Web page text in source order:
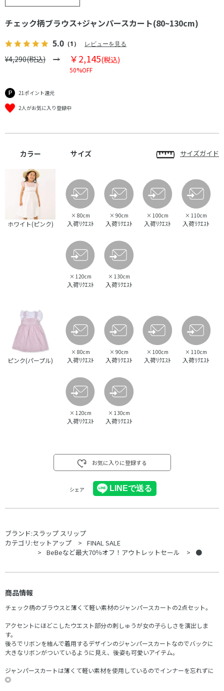
チェック柄ブラウス+ジャンパースカート(80~130cm)
5.0 （1） レビューを見る
¥4,290(税込) ￥2,145(税込)
50%OFF
21ポイント還元
2人がお気に入り登録中
カラー サイズ サイズガイド
ホワイト(ピンク)
× 80cm
入荷ﾘｸｴｽﾄ
× 90cm
入荷ﾘｸｴｽﾄ
× 100cm
入荷ﾘｸｴｽﾄ
× 110cm
入荷ﾘｸｴｽﾄ
× 120cm
入荷ﾘｸｴｽﾄ
× 130cm
入荷ﾘｸｴｽﾄ
ピンク(パープル)
× 80cm
入荷ﾘｸｴｽﾄ
× 90cm
入荷ﾘｸｴｽﾄ
× 100cm
入荷ﾘｸｴｽﾄ
× 110cm
入荷ﾘｸｴｽﾄ
× 120cm
入荷ﾘｸｴｽﾄ
× 130cm
入荷ﾘｸｴｽﾄ
お気に入りに登録する
シェア
ブランド:スラップ スリップ
カテゴリ:セットアップ
FINAL SALE
BeBeなど最大70％オフ！アウトレットセール
●
商品情報
チェック柄のブラウスと薄くて軽い素材のジャンパースカートの2点セット。
アクセントにほどこしたウエスト部分の刺しゅうが女の子らしさを演出しま
す。
後ろでリボンを結んで着用するデザインのジャンパースカートなのでバックに
大きなリボンがついているように見え、後姿も可愛いアイテム。
ジャンパースカートは薄くて軽い素材を使用しているのでインナーを忘れずに
◎